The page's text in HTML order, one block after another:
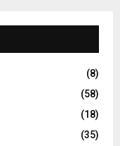
(8)
(58)
(18)
(35)